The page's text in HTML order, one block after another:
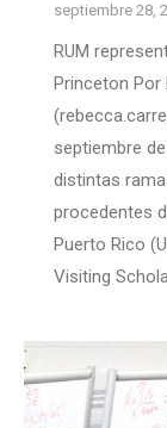
septiembre 28,
RUM
Princeton Por
septiembre
distintas
procedentes
Puerto Rico
Visiting